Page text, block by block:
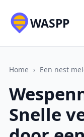
WASPP
Home › Een nest
Snelle